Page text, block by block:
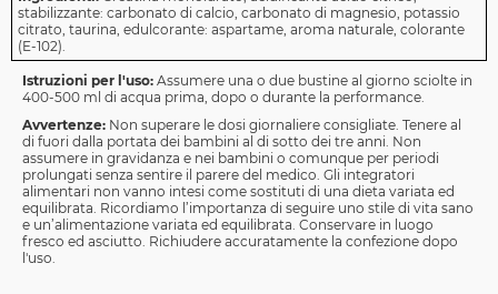
stabilizzante: carbonato di calcio, carbonato di magnesio, potassio
citrato, taurina, edulcorante: aspartame, aroma naturale, colorante
(E-102).
Istruzioni per l'uso: Assumere una o due bustine al giorno sciolte in
400-500 ml di acqua prima, dopo o durante la performance.
Avvertenze: Non superare le dosi giornaliere consigliate. Tenere al
di fuori dalla portata dei bambini al di sotto dei tre anni. Non
assumere in gravidanza e nei bambini o comunque per periodi
prolungati senza sentire il parere del medico. Gli integratori
alimentari non vanno intesi come sostituti di una dieta variata ed
equilibrata. Ricordiamo l’importanza di seguire uno stile di vita sano
e un’alimentazione variata ed equilibrata. Conservare in luogo
fresco ed asciutto. Richiudere accuratamente la confezione dopo
l'uso.